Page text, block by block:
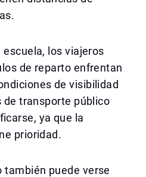
escuela, los viajeros
de reparto enfrentan
de visibilidad
de transporte público
ya que la
prioridad.
puede verse